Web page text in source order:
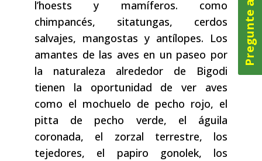
l’hoests y mamíferos. como
chimpancés, sitatungas, cerdos
salvajes, mangostas y antílopes. Los
amantes de las aves en un paseo por
la naturaleza alrededor de Bigodi
tienen la oportunidad de ver aves
como el mochuelo de pecho rojo, el
pitta de pecho verde, el águila
coronada, el zorzal terrestre, los
tejedores, el papiro gonolek, los